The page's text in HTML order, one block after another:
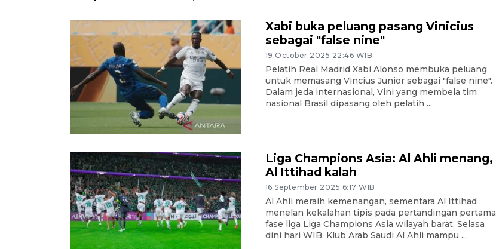
Xabi buka peluang pasang Vinicius
sebagai "false nine"
19 October 2025 22:46 WIB
Pelatih Real Madrid Xabi Alonso membuka peluang
untuk memasang Vincius Junior sebagai "false nine".
Dalam jeda internasional, Vini yang membela tim
nasional Brasil dipasang oleh pelatih ...
Liga Champions Asia: Al Ahli menang,
Al Ittihad kalah
16 September 2025 6:17 WIB
Al Ahli meraih kemenangan, sementara Al Ittihad
menelan kekalahan tipis pada pertandingan pertama
fase liga Liga Champions Asia wilayah barat, Selasa
dini hari WIB. Klub Arab Saudi Al Ahli mampu ...